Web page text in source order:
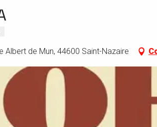
Albert de Mun, 44600 Saint-Nazaire